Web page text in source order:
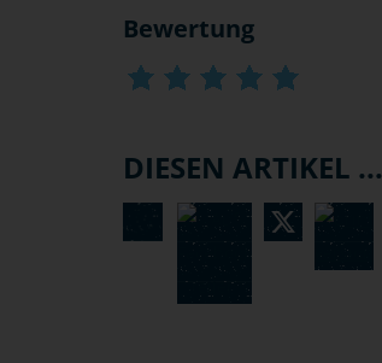
Bewertung
DIESEN ARTIKEL ...